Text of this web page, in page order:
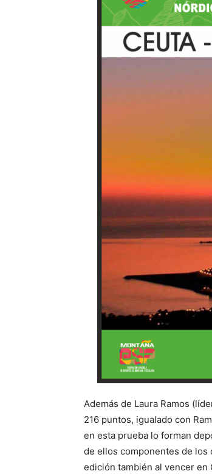
Además de Laura Ramos
216 puntos, igualado con
en esta prueba lo forman
de ellos componentes de los
edición también al vencer en